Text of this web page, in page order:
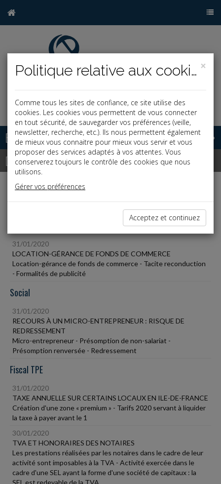
Base documentaire
Dépêches
Liste des dernières dépêches
31/01/2020
LOCATION-GÉRANCE DE FONDS DE COMMERCE
Location-gérance de fonds de commerce - Tacite reconduction
- Formalités de publicité
Social
31/01/2020
RECOURS À UN MICRO-ENTREPRENEUR : RISQUE DE
REDRESSEMENT
Micro-entrepreneur - Présomption de non-salariat -
Présomption renversée - Redressement
Fiscal TPE
31/01/2020
TAXE ANNUELLE SUR CERTAINS LOCAUX EN ILE-DE-FRANCE
Création d'une zone « premium » - Tarifs 2020 servant à liquider
la taxe à payer avant le 1
30/01/2020
TVA ET HONORAIRES DES NOTAIRES
Les prestations réalisées par les notaires dans le cadre de leur
activité sont imposables à la TVA - Activité exercée dans le
cadre d'une SEL ayant la forme d'une société de capitaux : la
SEL est redevable de la TVA
×
Politique relative aux cookies
Comme tous les sites de confiance, ce site utilise des
cookies. Les cookies vous permettent de vous connecter
en tout sécurité, de sauvegarder vos préférences (veille,
newsletter, recherche, etc.). Ils nous permettent également
de mieux vous connaitre pour mieux vous servir et vous
proposer des services adaptés à vos attentes. Vous
conserverez toujours le contrôle des cookies que nous
utilisons.
Gérer vos préférences
Acceptez et continuez